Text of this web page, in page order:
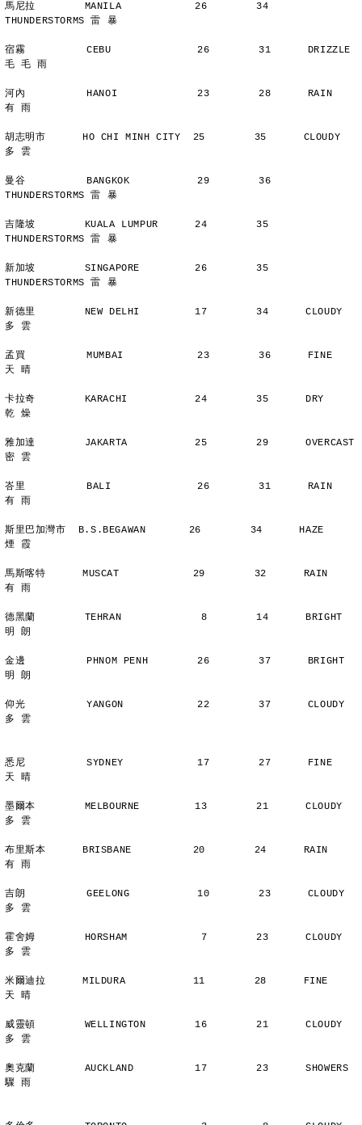
馬尼拉        MANILA            26        34
THUNDERSTORMS 雷 暴
宿霧          CEBU              26        31      DRIZZLE
毛 毛 雨
河內          HANOI             23        28      RAIN
有 雨
胡志明市      HO CHI MINH CITY  25        35      CLOUDY
多 雲
曼谷          BANGKOK           29        36
THUNDERSTORMS 雷 暴
吉隆坡        KUALA LUMPUR      24        35
THUNDERSTORMS 雷 暴
新加坡        SINGAPORE         26        35
THUNDERSTORMS 雷 暴
新德里        NEW DELHI         17        34      CLOUDY
多 雲
孟買          MUMBAI            23        36      FINE
天 晴
卡拉奇        KARACHI           24        35      DRY
乾 燥
雅加達        JAKARTA           25        29      OVERCAST
密 雲
峇里          BALI              26        31      RAIN
有 雨
斯里巴加灣市  B.S.BEGAWAN       26        34      HAZE
煙 霞
馬斯喀特      MUSCAT            29        32      RAIN
有 雨
德黑蘭        TEHRAN             8        14      BRIGHT
明 朗
金邊          PHNOM PENH        26        37      BRIGHT
明 朗
仰光          YANGON            22        37      CLOUDY
多 雲
悉尼          SYDNEY            17        27      FINE
天 晴
墨爾本        MELBOURNE         13        21      CLOUDY
多 雲
布里斯本      BRISBANE          20        24      RAIN
有 雨
吉朗          GEELONG           10        23      CLOUDY
多 雲
霍舍姆        HORSHAM            7        23      CLOUDY
多 雲
米爾迪拉      MILDURA           11        28      FINE
天 晴
威靈頓        WELLINGTON        16        21      CLOUDY
多 雲
奧克蘭        AUCKLAND          17        23      SHOWERS
驟 雨